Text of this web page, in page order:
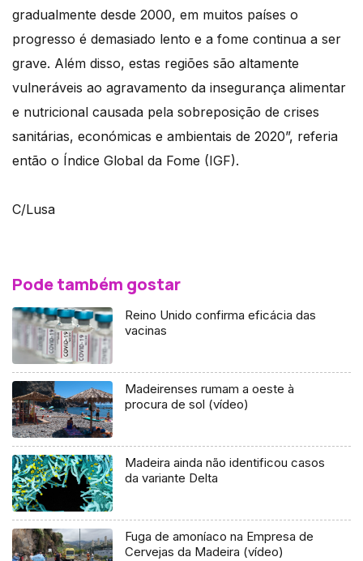
gradualmente desde 2000, em muitos países o
progresso é demasiado lento e a fome continua a ser
grave. Além disso, estas regiões são altamente
vulneráveis ao agravamento da insegurança alimentar
e nutricional causada pela sobreposição de crises
sanitárias, económicas e ambientais de 2020”, referia
então o Índice Global da Fome (IGF).
C/Lusa
Pode também gostar
Reino Unido confirma eficácia das
vacinas
Madeirenses rumam a oeste à
procura de sol (vídeo)
Madeira ainda não identificou casos
da variante Delta
Fuga de amoníaco na Empresa de
Cervejas da Madeira (vídeo)